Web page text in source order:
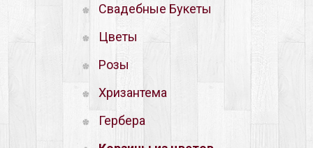
Свадебные Букеты
Цветы
Розы
Хризантема
Гербера